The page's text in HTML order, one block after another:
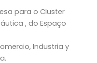
para o Cluster
, do Espaço
Industria y